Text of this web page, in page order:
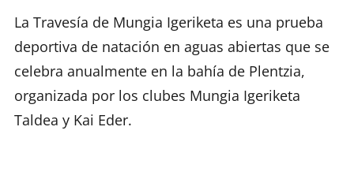
La Travesía de Mungia Igeriketa es una prueba
deportiva de natación en aguas abiertas que se
celebra anualmente en la bahía de Plentzia,
organizada por los clubes Mungia Igeriketa
Taldea y Kai Eder.